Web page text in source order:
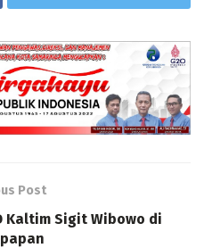
Post
Kaltim Sigit Wibowo di